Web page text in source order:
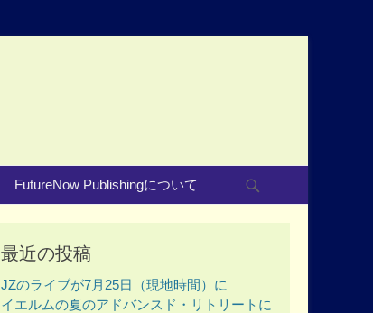
FutureNow Publishingについて
最近の投稿
JZのライブが7月25日（現地時間）に
イエルムの夏のアドバンスド・リトリートに